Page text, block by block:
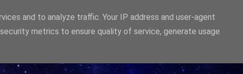
and to analyze traffic. Your IP address and user-agent
metrics to ensure quality of service, generate usage